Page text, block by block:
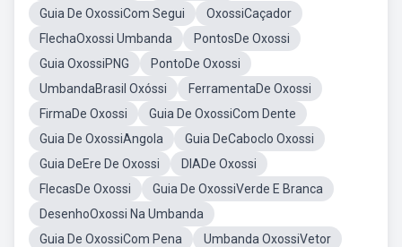
Guia De OxossiCom Segui
OxossiCaçador
FlechaOxossi Umbanda
PontosDe Oxossi
Guia OxossiPNG
PontoDe Oxossi
UmbandaBrasil Oxóssi
FerramentaDe Oxossi
FirmaDe Oxossi
Guia De OxossiCom Dente
Guia De OxossiAngola
Guia DeCaboclo Oxossi
Guia DeEre De Oxossi
DIADe Oxossi
FlecasDe Oxossi
Guia De OxossiVerde E Branca
DesenhoOxossi Na Umbanda
Guia De OxossiCom Pena
Umbanda OxossiVetor